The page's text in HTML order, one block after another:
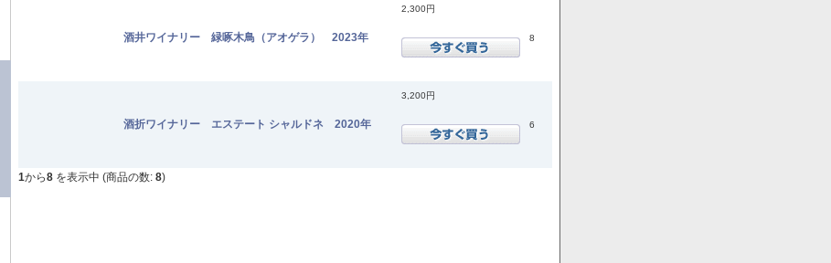
酒井ワイナリー 緑啄木鳥（アオゲラ） 2023年
2,300円
8
酒折ワイナリー エステート シャルドネ 2020年
3,200円
6
1から8 を表示中 (商品の数: 8)